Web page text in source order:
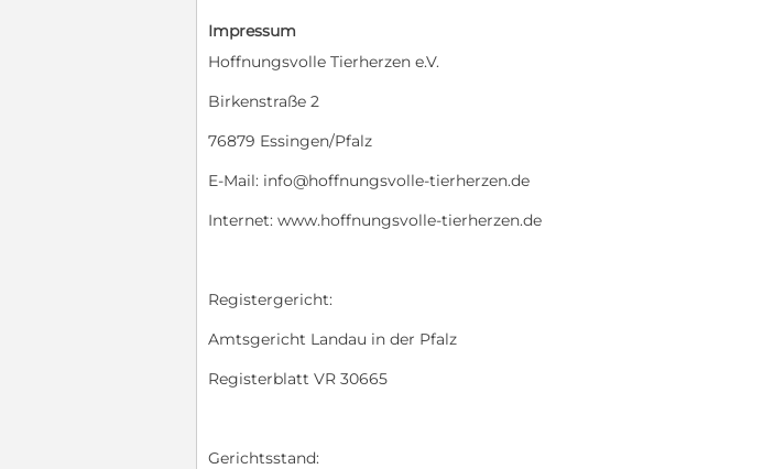
Impressum
Hoffnungsvolle Tierherzen e.V.
Birkenstraße 2
76879 Essingen/Pfalz
E-Mail: info@hoffnungsvolle-tierherzen.de
Internet: www.hoffnungsvolle-tierherzen.de
Registergericht:
Amtsgericht Landau in der Pfalz
Registerblatt VR 30665
Gerichtsstand: